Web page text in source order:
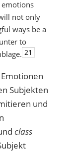
emotions
not only
ways be a
to
21
Subjekten
und
class